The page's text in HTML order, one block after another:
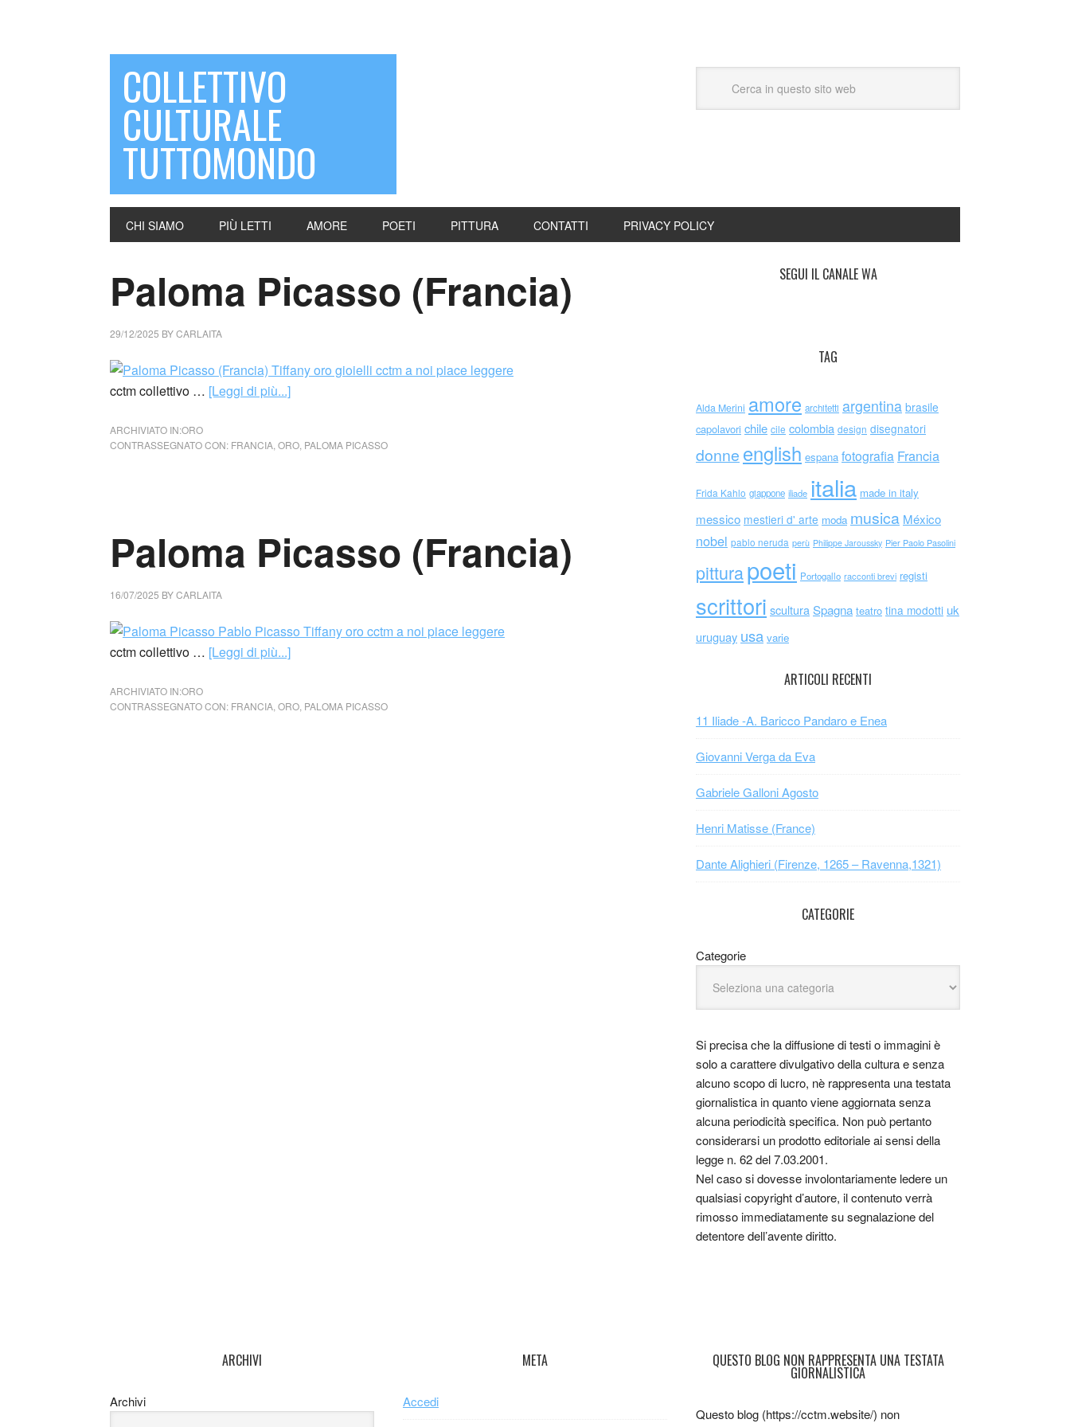
COLLETTIVO
CULTURALE
TUTTOMONDO
CHI SIAMO PIÙ LETTI AMORE POETI PITTURA CONTATTI PRIVACY POLICY
Paloma Picasso (Francia)
29/12/2025 BYCARLAITA
cctm collettivo … [Leggi di più...]
ARCHIVIATO IN:ORO
CONTRASSEGNATO CON: FRANCIA ORO PALOMA PICASSO
Paloma Picasso (Francia)
16/07/2025 BYCARLAITA
cctm collettivo … [Leggi di più...]
ARCHIVIATO IN:ORO
CONTRASSEGNATO CON: FRANCIA ORO PALOMA PICASSO
SEGUI IL CANALE WA
TAG
Alda Merini amore architetti argentina brasile
capolavori chile cile colombia design disegnatori
donne english espana fotografia Francia
Frida Kahlo giappone iliade italia made in italy
messico mestieri d' arte moda musica México
nobel pablo neruda perù Philippe Jaroussky Pier Paolo Pasolini
pitturapoeti Portogallo racconti brevi registi
scrittori scultura Spagna teatro tina modotti uk
uruguay usa varie
ARTICOLI RECENTI
11 Iliade -A. Baricco Pandaro e Enea
Giovanni Verga da Eva
Gabriele Galloni Agosto
Henri Matisse (France)
Dante Alighieri (Firenze, 1265 – Ravenna,1321)
CATEGORIE
Categorie
Si precisa che la diffusione di testi o immagini è
solo a carattere divulgativo della cultura e senza
alcuno scopo di lucro, nè rappresenta una testata
giornalistica in quanto viene aggiornata senza
alcuna periodicità specifica. Non può pertanto
considerarsi un prodotto editoriale ai sensi della
legge n. 62 del 7.03.2001.
Nel caso si dovesse involontariamente ledere un
qualsiasi copyright d’autore, il contenuto verrà
rimosso immediatamente su segnalazione del
detentore dell’avente diritto.
ARCHIVI
Archivi
META
Accedi
QUESTO BLOG NON RAPPRESENTA UNA TESTATA
GIORNALISTICA
Questo blog (https://cctm.website/) non